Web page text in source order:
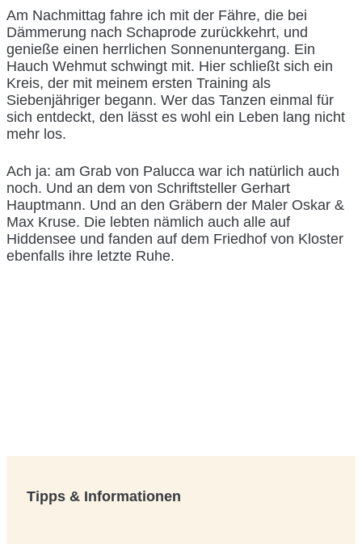
Am Nachmittag fahre ich mit der Fähre, die bei
Dämmerung nach Schaprode zurückkehrt, und
genieße einen herrlichen Sonnenuntergang. Ein
Hauch Wehmut schwingt mit. Hier schließt sich ein
Kreis, der mit meinem ersten Training als
Siebenjähriger begann. Wer das Tanzen einmal für
sich entdeckt, den lässt es wohl ein Leben lang nicht
mehr los.
Ach ja: am Grab von Palucca war ich natürlich auch
noch. Und an dem von Schriftsteller Gerhart
Hauptmann. Und an den Gräbern der Maler Oskar &
Max Kruse. Die lebten nämlich auch alle auf
Hiddensee und fanden auf dem Friedhof von Kloster
ebenfalls ihre letzte Ruhe.
Tipps & Informationen